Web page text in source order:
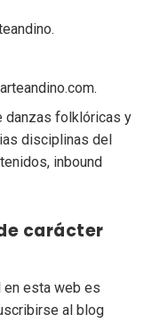
danzas folklóricas y
disciplinas del
inbound
carácter
en esta web es
al blog